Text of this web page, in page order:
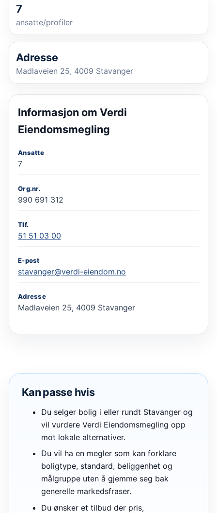
7
ansatte/profiler
Adresse
Madlaveien 25, 4009 Stavanger
Informasjon om Verdi
Eiendomsmegling
Ansatte
7
Org.nr.
990 691 312
Tlf.
51 51 03 00
E-post
stavanger@verdi-eiendom.no
Adresse
Madlaveien 25, 4009 Stavanger
Kan passe hvis
Du selger bolig i eller rundt Stavanger og
vil vurdere Verdi Eiendomsmegling opp
mot lokale alternativer.
Du vil ha en megler som kan forklare
boligtype, standard, beliggenhet og
målgruppe uten å gjemme seg bak
generelle markedsfraser.
Du ønsker et tilbud der pris,